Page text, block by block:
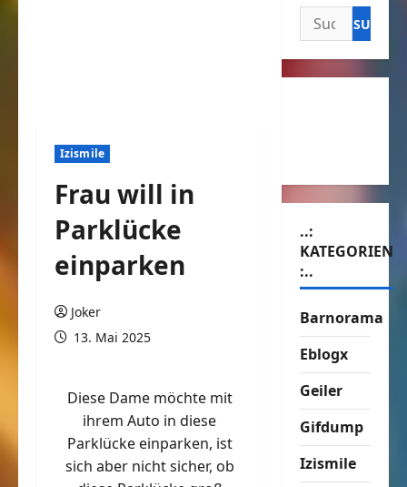
Izismile
Frau will in
Parklücke
einparken
Joker
13. Mai 2025
Diese Dame möchte mit
ihrem Auto in diese
Parklücke einparken, ist
sich aber nicht sicher, ob
Suchen
nach:
..:
KATEGORIEN
:..
Barnorama
Eblogx
Geiler
Gifdump
Izismile